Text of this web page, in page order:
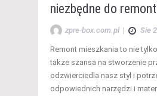
niezbędne do
zpre-box.com.pl | Sie
Remont mieszkania to nie
także szansa na stworzenie
odzwierciedla nasz styl i
odpowiednich narzędzi i